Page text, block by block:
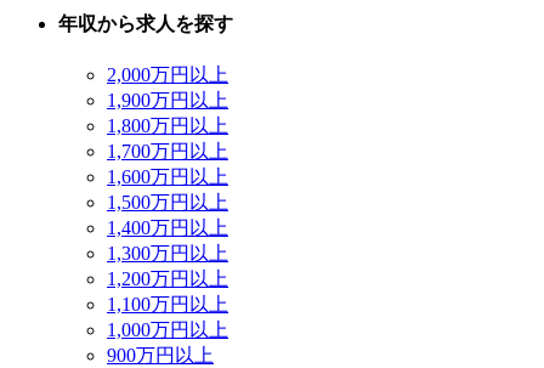
年収から求人を探す
2,000万円以上
1,900万円以上
1,800万円以上
1,700万円以上
1,600万円以上
1,500万円以上
1,400万円以上
1,300万円以上
1,200万円以上
1,100万円以上
1,000万円以上
900万円以上